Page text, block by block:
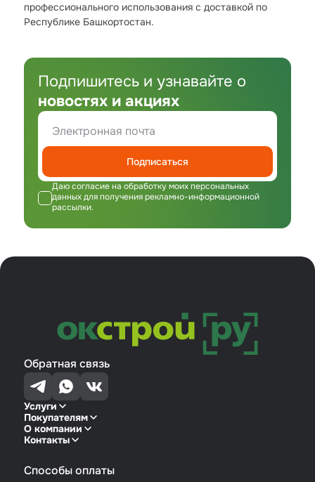
профессионального использования с доставкой по
Республике Башкортостан.
Подпишитесь и узнавайте о
новостях и акциях
Подписаться
Даю согласие на обработку моих персональных
данных для получения рекламно-информационной
рассылки.
Обратная связь
Услуги
Покупателям
О компании
Контакты
Способы оплаты